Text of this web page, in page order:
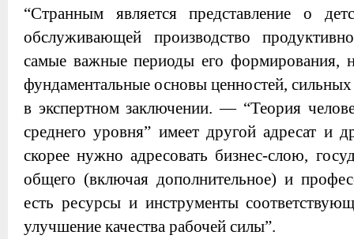
“Странным является представление о
обслуживающей производство
самые важные периоды его формирования,
фундаментальные основы ценностей,
в экспертном заключении. — “Теория
среднего уровня” имеет другой адресат и
скорее нужно адресовать бизнес-слою,
общего (включая дополнительное) и
есть ресурсы и инструменты
улучшение качества рабочей силы”.